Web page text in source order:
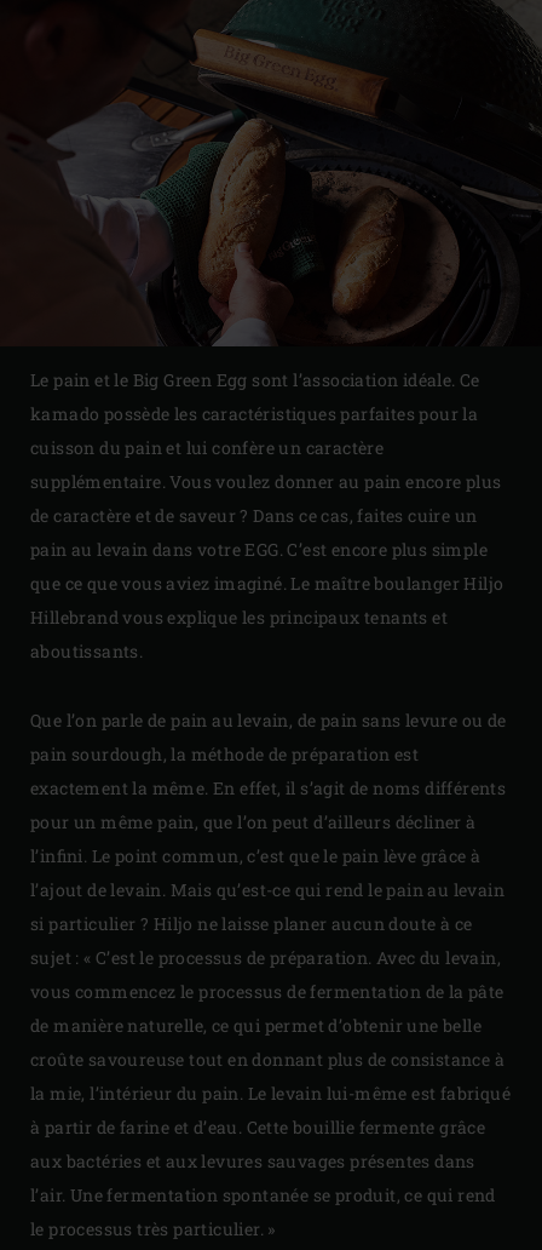
Le pain et le Big Green Egg sont l’association idéale. Ce
kamado possède les caractéristiques parfaites pour la
cuisson du pain et lui confère un caractère
supplémentaire. Vous voulez donner au pain encore plus
de caractère et de saveur ? Dans ce cas, faites cuire un
pain au levain dans votre EGG. C’est encore plus simple
que ce que vous aviez imaginé. Le maître boulanger Hiljo
Hillebrand vous explique les principaux tenants et
aboutissants.
Que l’on parle de pain au levain, de pain sans levure ou de
pain sourdough, la méthode de préparation est
exactement la même. En effet, il s’agit de noms différents
pour un même pain, que l’on peut d’ailleurs décliner à
l’infini. Le point commun, c’est que le pain lève grâce à
l’ajout de levain. Mais qu’est-ce qui rend le pain au levain
si particulier ? Hiljo ne laisse planer aucun doute à ce
sujet : « C’est le processus de préparation. Avec du levain,
vous commencez le processus de fermentation de la pâte
de manière naturelle, ce qui permet d’obtenir une belle
croûte savoureuse tout en donnant plus de consistance à
la mie, l’intérieur du pain. Le levain lui-même est fabriqué
à partir de farine et d’eau. Cette bouillie fermente grâce
aux bactéries et aux levures sauvages présentes dans
l’air. Une fermentation spontanée se produit, ce qui rend
le processus très particulier. »